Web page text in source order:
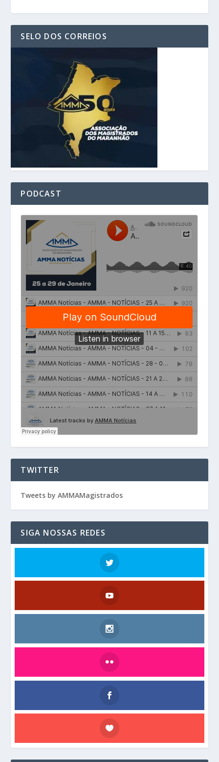
SELO DOS CORREIOS
PODCAST
TWITTER
Tweets by AMMAMagistrados
SIGA NOSSAS REDES